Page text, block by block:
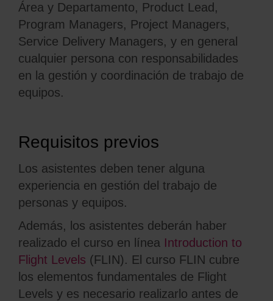
Área y Departamento, Product Lead,
Program Managers, Project Managers,
Service Delivery Managers, y en general
cualquier persona con responsabilidades
en la gestión y coordinación de trabajo de
equipos.
Requisitos previos
Los asistentes deben tener alguna
experiencia en gestión del trabajo de
personas y equipos.
Además, los asistentes deberán haber
realizado el curso en línea Introduction to
Flight Levels (FLIN). El curso FLIN cubre
los elementos fundamentales de Flight
Levels y es necesario realizarlo antes de